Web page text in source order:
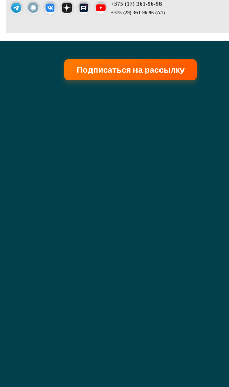
+375 (17) 361-96-96
+375 (29) 361-96-96 (A1)
Подписаться на рассылку